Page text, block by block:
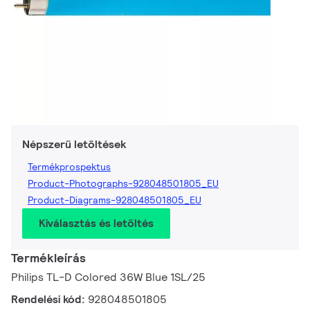
Népszerű letöltések
Termékprospektus
Product-Photographs-928048501805_EU
Product-Diagrams-928048501805_EU
Kiválasztás és letöltés
Termékleírás
Philips TL-D Colored 36W Blue 1SL/25
Rendelési kód: 928048501805